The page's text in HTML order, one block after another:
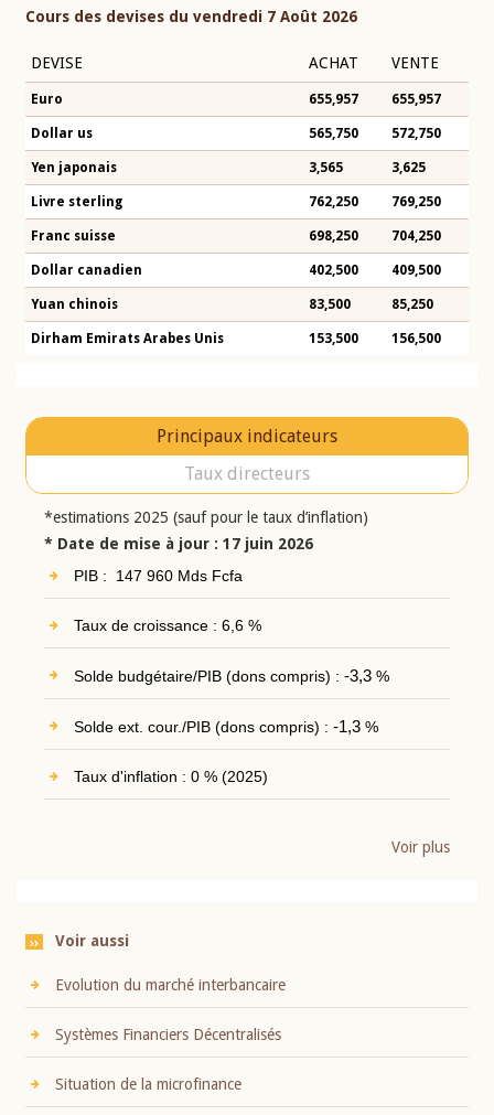
Cours des devises du vendredi 7 Août 2026
DEVISE ACHAT VENTE
Euro 655,957 655,957
Dollar us 565,750 572,750
Yen japonais 3,565 3,625
Livre sterling 762,250 769,250
Franc suisse 698,250 704,250
Dollar canadien 402,500 409,500
Yuan chinois 83,500 85,250
Dirham Emirats Arabes Unis 153,500 156,500
Principaux indicateurs
Taux directeurs
*estimations 2025 (sauf pour le taux d’inflation)
* Date de mise à jour : 17 juin 2026
PIB : 147 960 Mds Fcfa
Taux de croissance : 6,6 %
Solde budgétaire/PIB (dons compris) : -3,3%
Solde ext. cour./PIB (dons compris) : -1,3%
Taux d'inflation : 0 % (2025)
Voir plus
Voir aussi
Evolution du marché interbancaire
Systèmes Financiers Décentralisés
Situation de la microfinance